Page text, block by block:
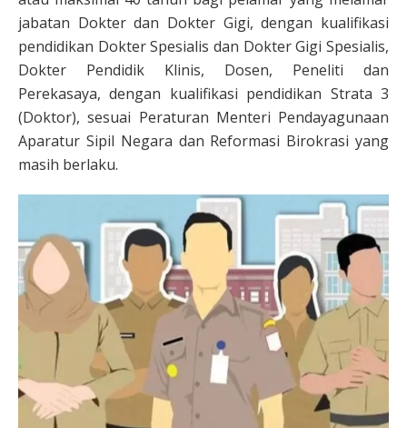
jabatan Dokter dan Dokter Gigi, dengan kualifikasi
pendidikan Dokter Spesialis dan Dokter Gigi Spesialis,
Dokter Pendidik Klinis, Dosen, Peneliti dan
Perekasaya, dengan kualifikasi pendidikan Strata 3
(Doktor), sesuai Peraturan Menteri Pendayagunaan
Aparatur Sipil Negara dan Reformasi Birokrasi yang
masih berlaku.